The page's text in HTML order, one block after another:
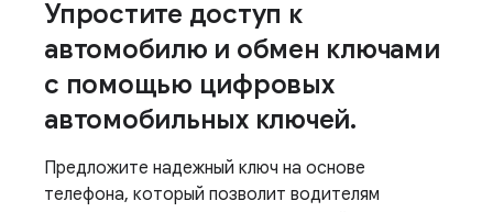
Упростите доступ к
автомобилю и обмен ключами
с помощью цифровых
автомобильных ключей.
Предложите надежный ключ на основе
телефона, который позволит водителям